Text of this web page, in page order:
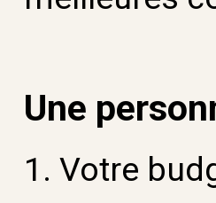
Une
Votre